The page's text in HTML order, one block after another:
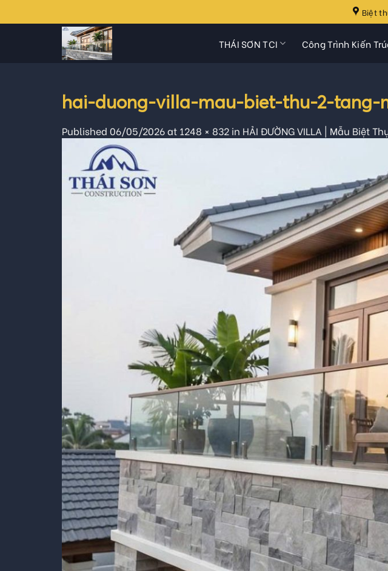
to
Biệt
THÁI SƠN TCI Công Trình Kiến
hai-duong-villa-mau-biet-thu-2-tang-
Published 06/05/2026at 1248 × 832 in HẢI ĐƯỜNG VILLA | Mẫu Biệt